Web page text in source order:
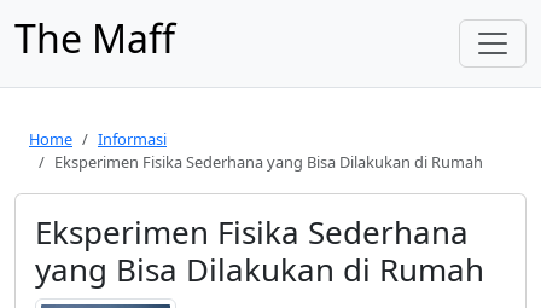
The Maff
Home
Informasi
Eksperimen Fisika Sederhana yang Bisa Dilakukan di Rumah
Eksperimen Fisika Sederhana
yang Bisa Dilakukan di Rumah